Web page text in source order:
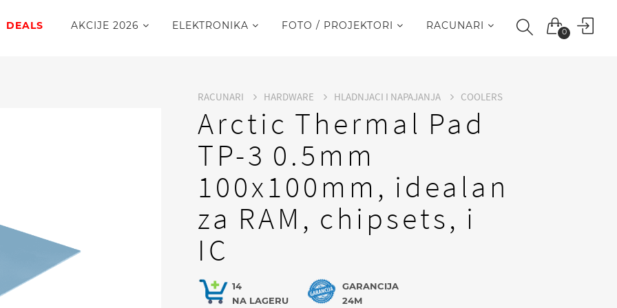
0
DEALS AKCIJE 2026 ELEKTRONIKA FOTO / PROJEKTORI RACUNARI
RACUNARI HARDWARE HLADNJACI I NAPAJANJA COOLERS
Arctic Thermal Pad
TP-3 0.5mm
100x100mm, idealan
za RAM, chipsets, i
IC
14
NA LAGERU
GARANCIJA
24M